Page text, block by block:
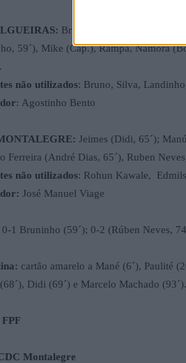
Bruno Pinto; Momo Sacko
59´), Mike (Cap.), Rampa, Namora
não utilizados: Bruno, Silva,
: Agostinho Bento
Jeimes (Didi, 65´);
Ferreira (André Dias, 65´), Ruben
não utilizados: Rohun Kawale,
José Manuel Viage
0-1 Bruninho (59´); 0-2 (Rúben Neves,
cartão amarelo a Mané (6´), Paulité
Didi (69´) e Marcelo Machado (93´).
Montalegre